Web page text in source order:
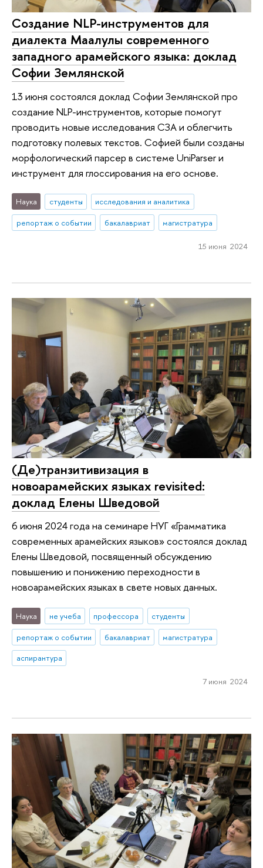
Создание NLP-инструментов для
диалекта Маалулы современного
западного арамейского языка: доклад
Софии Землянской
13 июня состоялся доклад Софии Землянской про
создание NLP-инструментов, которые помогут
проводить новые исследования СЗА и облегчить
подготовку полевых текстов. Софией были созданы
морфологический парсер в системе UniParser и
инструмент для глоссирования на его основе.
Наука студенты
исследования и аналитика
репортаж о событии
бакалавриат магистратура
15 июня 2024
(Де)транзитивизация в
новоарамейских языках revisited:
доклад Елены Шведовой
6 июня 2024 года на семинаре НУГ «Грамматика
современных арамейских языков» состоялся доклад
Елены Шведовой, посвященный обсуждению
повышению и понижению переходности в
новоарамейских языках в свете новых данных.
Наука не учеба профессора
студенты
репортаж о событии
бакалавриат
магистратура
аспирантура
7 июня 2024